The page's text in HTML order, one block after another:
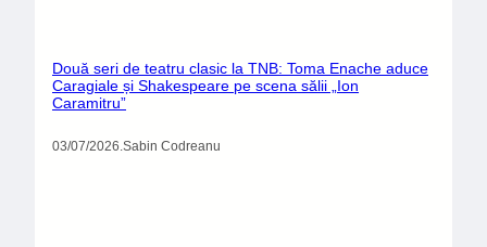
Două seri de teatru clasic la TNB: Toma Enache aduce
Caragiale și Shakespeare pe scena sălii „Ion
Caramitru”
03/07/2026.Sabin Codreanu